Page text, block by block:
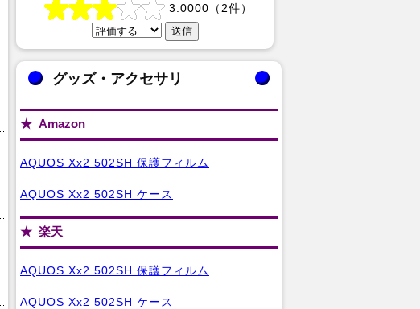
3.0000 （ 2件）
グッズ・アクセサリ
Amazon
AQUOS Xx2 502SH 保護フィルム
AQUOS Xx2 502SH ケース
楽天
AQUOS Xx2 502SH 保護フィルム
AQUOS Xx2 502SH ケース